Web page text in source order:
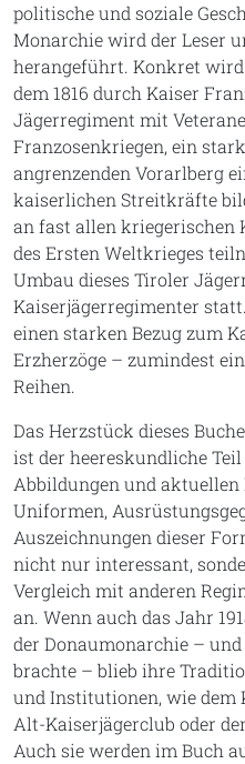
politische und soziale
Monarchie wird der Leser
herangeführt. Konkret
dem 1816 durch Kaiser
Jägerregiment mit
Franzosenkriegen, ein
angrenzenden Vorarlberg
kaiserlichen Streitkräfte
an fast allen kriegerischen
des Ersten Weltkrieges
Umbau dieses Tiroler
Kaiserjägerregimenter
einen starken Bezug zum
Erzherzöge – zumindest
Reihen.
Das Herzstück dieses
ist der heereskundliche
Abbildungen und aktuellen
Uniformen,
Auszeichnungen dieser
nicht nur interessant,
Vergleich mit anderen
an. Wenn auch das Jahr
der Donaumonarchie –
brachte – blieb ihre
und Institutionen, wie dem
Alt-Kaiserjägerclub oder
Auch sie werden im Buch